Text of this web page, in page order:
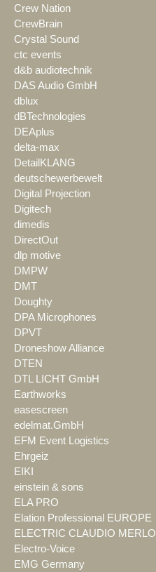
Crew Nation
CrewBrain
Crystal Sound
ctc events
d&b audiotechnik
DAS Audio GmbH
dblux
dBTechnologies
DEAplus
delta-max
DetailKLANG
deutschewerbewelt
Digital Projection
Digitech
dimedis
DirectOut
dlp motive
DMPW
DMT
Doughty
DPA Microphones
DPVT
Droneshow Alliance
DTEN
DTL LICHT GmbH
Earthworks
easescreen
edelmat.GmbH
EFM Event Logistics
Ehrgeiz
EIKI
einstein & sons
ELA PRO
Elation Professional EUROPE
ELECTRIC CLAUDIO MERLO
Electro-Voice
EMG Germany